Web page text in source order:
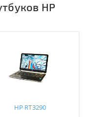
HP
HP RT3290